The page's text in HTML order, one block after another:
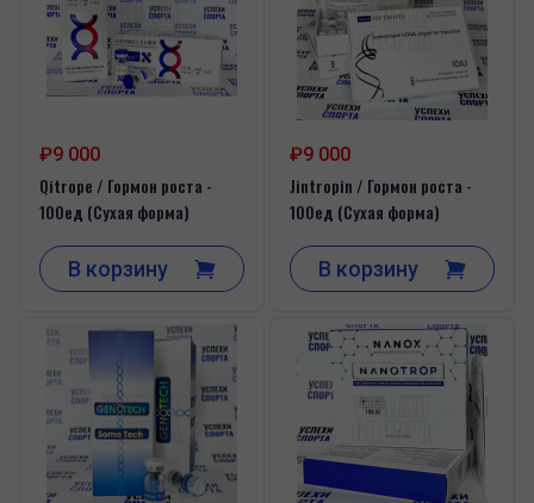
₽9 000
Qitrope / Гормон роста -
100ед (Сухая форма)
В корзину
₽9 000
Jintropin / Гормон роста -
100ед (Сухая форма)
В корзину